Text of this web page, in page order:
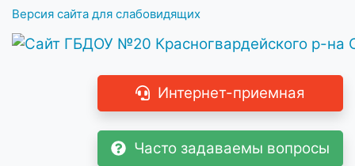
Версия сайта для слабовидящих
Интернет-приемная
Часто задаваемы вопросы